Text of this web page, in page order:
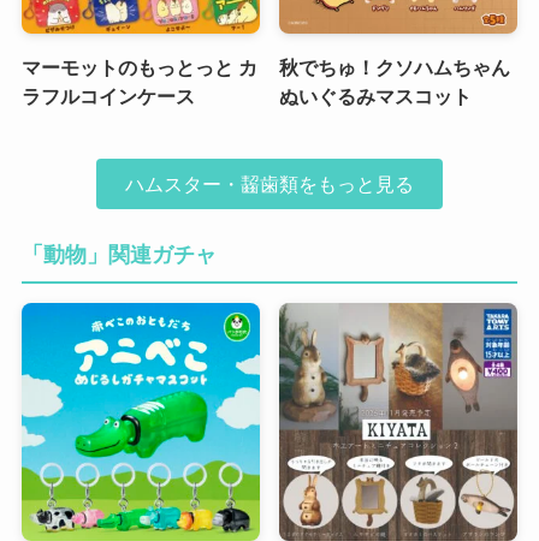
マーモットのもっとっと カ
ラフルコインケース
秋でちゅ！クソハムちゃん
ぬいぐるみマスコット
ハムスター・齧歯類をもっと見る
「動物」関連ガチャ